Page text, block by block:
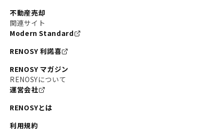
不動産売却
関連サイト
Modern Standard
RENOSY 利諾喜
RENOSY マガジン
RENOSYについて
運営会社
RENOSYとは
利用規約